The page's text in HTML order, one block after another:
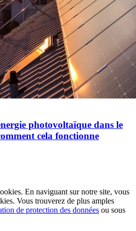
photovoltaïque dans le
cela fonctionne
En naviguant sur notre site, vous
Vous trouverez de plus amples
de protection des données ou sous